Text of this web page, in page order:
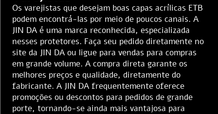
Os varejistas que desejam boas capas acrílicas ETB
podem encontrá-las por meio de poucos canais. A
JIN DA é uma marca reconhecida, especializada
nesses protetores. Faça seu pedido diretamente no
site da JIN DA ou ligue para vendas para compras
em grande volume. A compra direta garante os
melhores preços e qualidade, diretamente do
fabricante. A JIN DA frequentemente oferece
promoções ou descontos para pedidos de grande
porte, tornando-se ainda mais vantajosa para